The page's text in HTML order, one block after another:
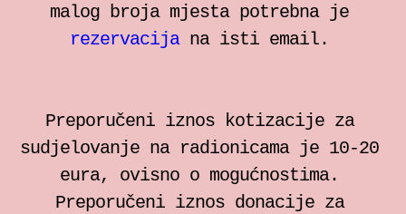
malog broja mjesta potrebna je
rezervacijana isti email.
Preporučeni iznos kotizacije za
sudjelovanje na radionicama je 10-20
eura, ovisno o mogućnostima.
Preporučeni iznos donacije za